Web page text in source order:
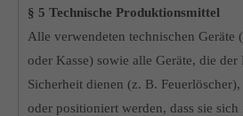
§ 5 Technische Produktionsmittel
Alle verwendeten technischen Geräte
oder Kasse) sowie alle Geräte, die
Sicherheit dienen (z. B.
oder positioniert werden, dass sie sich